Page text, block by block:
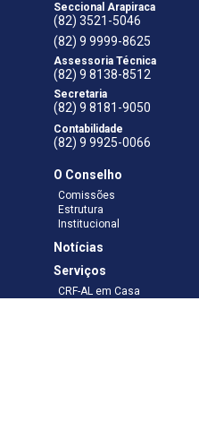
Seccional Arapiraca
(82) 3521-5046
(82) 9 9999-8625
Assessoria Técnica
(82) 9 8138-8512
Secretaria
(82) 9 8181-9050
Contabilidade
(82) 9 9925-0066
O Conselho
Comissões
Estrutura
Institucional
Notícias
Serviços
CRF-AL em Casa